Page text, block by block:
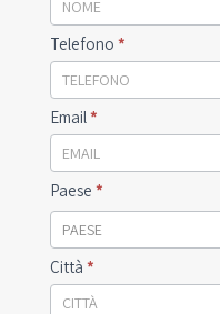
Telefono *
Email *
Paese *
PAESE
Città *